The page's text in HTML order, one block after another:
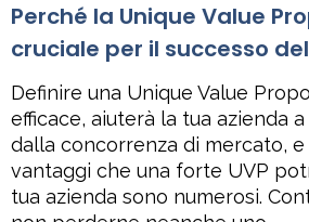
Perché la Unique Value
cruciale per il successo
Definire una Unique Value
efficace, aiuterà la tua azienda
dalla concorrenza di mercato, e
vantaggi che una forte UVP
tua azienda sono numerosi.